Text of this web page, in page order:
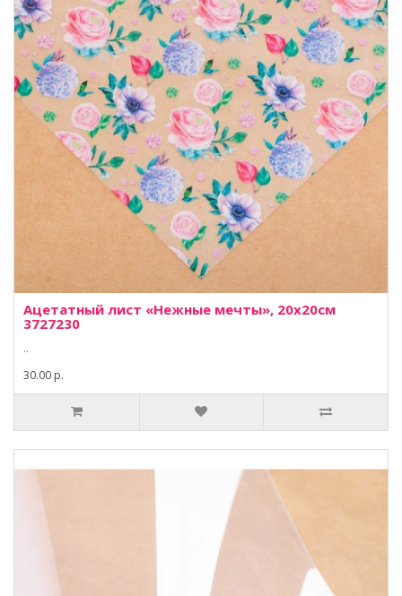
Ацетатный лист «Нежные мечты», 20х20см
3727230
..
30.00 р.